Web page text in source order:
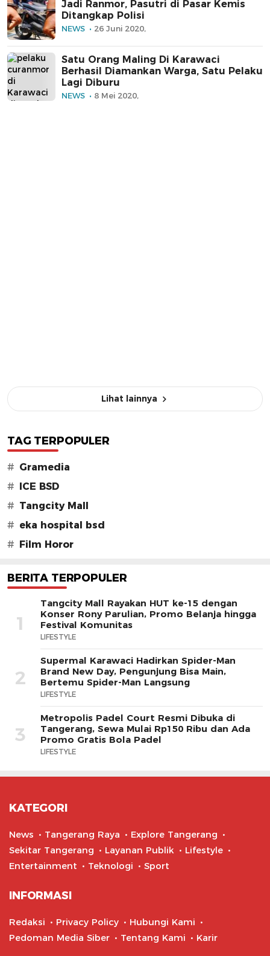
Jadi Ranmor, Pasutri di Pasar Kemis
Ditangkap Polisi
NEWS 26 Juni 2020,
Satu Orang Maling Di Karawaci
Berhasil Diamankan Warga, Satu Pelaku
Lagi Diburu
NEWS 8 Mei 2020,
Lihat lainnya
TAG TERPOPULER
# Gramedia
#
ICE BSD
# Tangcity Mall
# eka hospital bsd
#
Film Horor
BERITA TERPOPULER
1
Tangcity Mall Rayakan HUT ke-15 dengan
Konser Rony Parulian, Promo Belanja hingga
Festival Komunitas
LIFESTYLE
2
Supermal Karawaci Hadirkan Spider-Man
Brand New Day, Pengunjung Bisa Main,
Bertemu Spider-Man Langsung
LIFESTYLE
3
Metropolis Padel Court Resmi Dibuka di
Tangerang, Sewa Mulai Rp150 Ribu dan Ada
Promo Gratis Bola Padel
LIFESTYLE
KATEGORI
News Tangerang Raya
Explore Tangerang
Sekitar Tangerang
Layanan Publik
Lifestyle
Entertainment
Teknologi Sport
INFORMASI
Redaksi Privacy Policy
Hubungi Kami
Pedoman Media Siber
Tentang Kami Karir